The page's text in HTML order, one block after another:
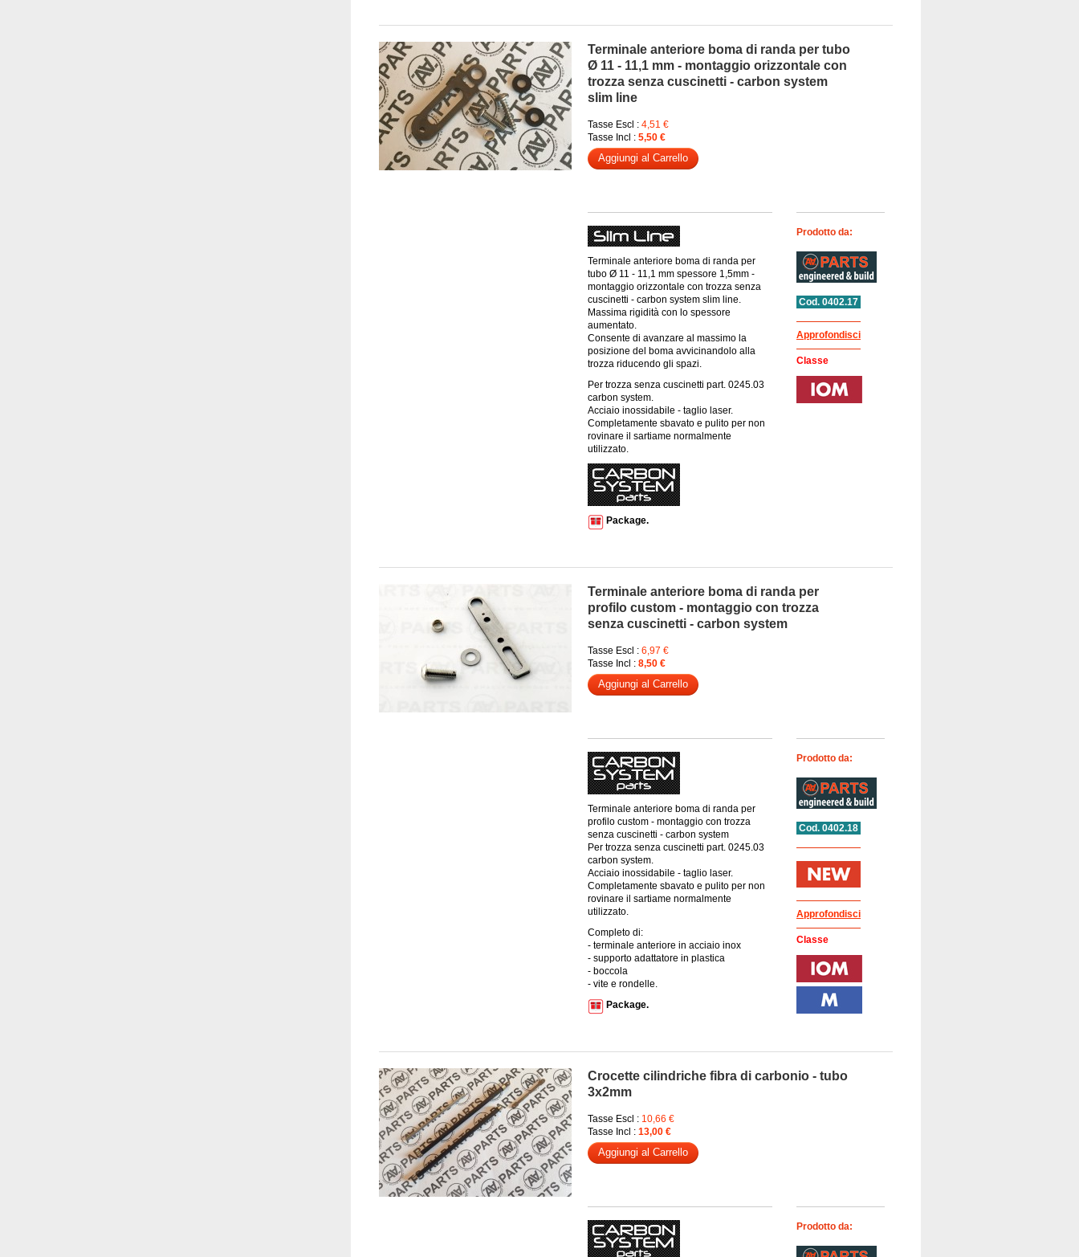
Terminale anteriore boma di randa per tubo
Ø 11 - 11,1 mm - montaggio orizzontale con
trozza senza cuscinetti - carbon system
slim line
Tasse Escl : 4,51 €
Tasse Incl : 5,50 €
Aggiungi al Carrello
Terminale anteriore boma di randa per
tubo Ø 11 - 11,1 mm spessore 1,5mm -
montaggio orizzontale con trozza senza
cuscinetti - carbon system slim line.
Massima rigidità con lo spessore
aumentato.
Consente di avanzare al massimo la
posizione del boma avvicinandolo alla
trozza riducendo gli spazi.
Per trozza senza cuscinetti part. 0245.03
carbon system.
Acciaio inossidabile - taglio laser.
Completamente sbavato e pulito per non
rovinare il sartiame normalmente
utilizzato.
Package.
Prodotto da:
Cod. 0402.17
Approfondisci
Classe
Terminale anteriore boma di randa per
profilo custom - montaggio con trozza
senza cuscinetti - carbon system
Tasse Escl : 6,97 €
Tasse Incl : 8,50 €
Aggiungi al Carrello
Terminale anteriore boma di randa per
profilo custom - montaggio con trozza
senza cuscinetti - carbon system
Per trozza senza cuscinetti part. 0245.03
carbon system.
Acciaio inossidabile - taglio laser.
Completamente sbavato e pulito per non
rovinare il sartiame normalmente
utilizzato.
Completo di:
- terminale anteriore in acciaio inox
- supporto adattatore in plastica
- boccola
- vite e rondelle.
Package.
Prodotto da:
Cod. 0402.18
Approfondisci
Classe
Crocette cilindriche fibra di carbonio - tubo
3x2mm
Tasse Escl : 10,66 €
Tasse Incl : 13,00 €
Aggiungi al Carrello
Prodotto da: